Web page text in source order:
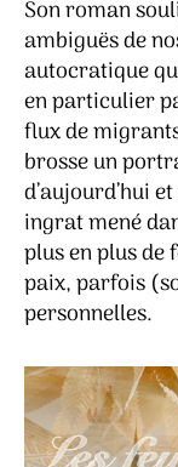
Son roman
ambiguës de
autocratique
en particulier
flux de
brosse un
d’aujourd’hui
ingrat mené
plus en plus
paix, parfois
personnelles.